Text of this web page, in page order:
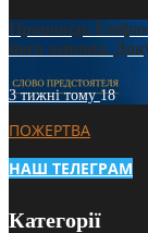
Проповідь
його амвона.
3 тижні тому18
ПОЖЕРТВА
НАШ ТЕЛЕГРАМ
Категорії